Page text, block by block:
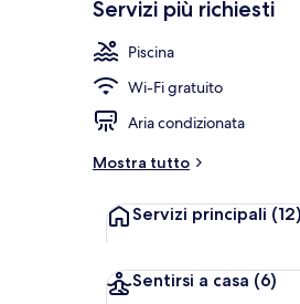
Servizi più richiesti
Piscina
Wi-Fi gratuito
Aria condizionata
Mostra tutto
Servizi principali (12)
Sentirsi a casa (6)